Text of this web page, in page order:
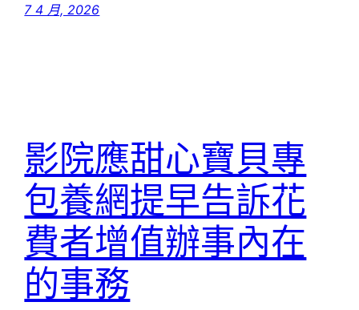
7 4 月, 2026
影院應甜心寶貝專
包養網提早告訴花
費者增值辦事內在
的事務